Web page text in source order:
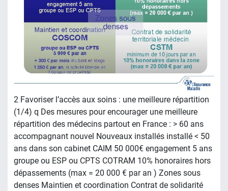
2 Favoriser l’accès aux soins : une meilleure répartition
(1/4) q Des mesures pour encourager une meilleure
répartition des médecins partout en France : > 60 ans
accompagnant nouvel Nouveaux installés installé < 50
ans dans son cabinet CAIM 50 000€ engagement 5 ans
groupe ou ESP ou CPTS COTRAM 10% honoraires hors
dépassements (max = 20 000 € par an ) Zones sous
denses Maintien et coordination Contrat de solidarité